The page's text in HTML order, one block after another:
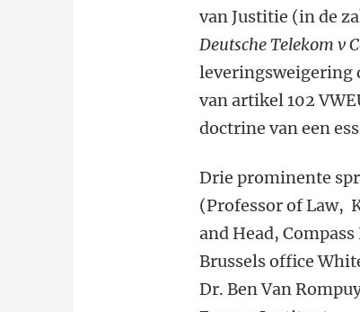
van Justitie (in de
Deutsche Telekom v
leveringsweigering
van artikel 102
doctrine van een
Drie prominente
(Professor of Law,
and Head,
Brussels office
Dr. BenVan